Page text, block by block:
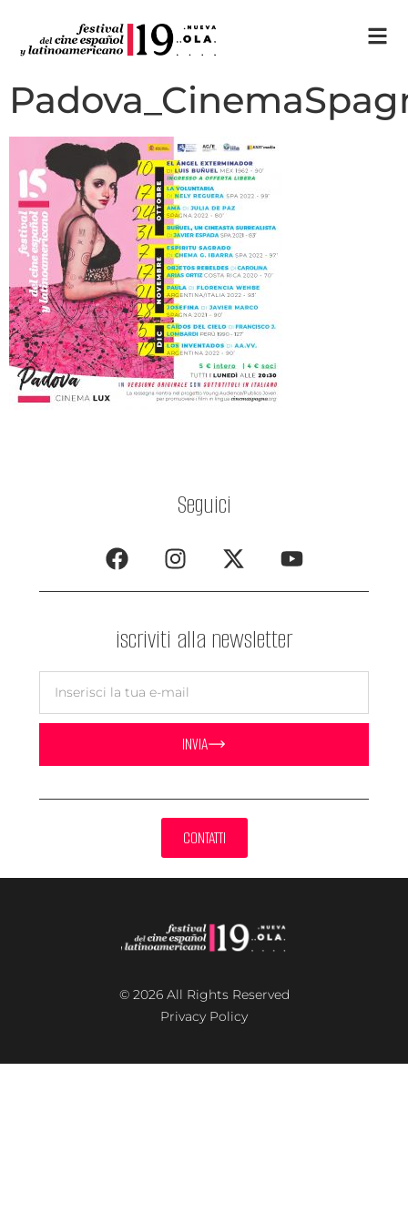
Seguici
iscriviti alla newsletter
INVIA
CONTATTI
© 2026 All Rights Reserved
Privacy Policy